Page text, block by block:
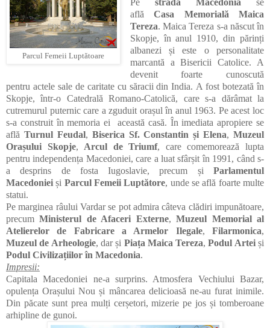
Parcul Femeii Luptătoare
Pe strada Macedonia se
aflăCasa Memorială Maica
Tereza. Maica Tereza s-a născut în
Skopje, în anul 1910, din părinți
albanezi și este o personalitate
marcantă a Bisericii Catolice. A
devenit foarte cunoscută
pentru actele sale de caritate cu săracii din India. A fost botezată în
Skopje, într-o Catedrală Romano-Catolică, care s-a dărâmat la
cutremurul puternic care a zguduit orașul în anul 1963. Pe acest loc
s-a construit în memoria ei această casă. În imediata apropiere se
află Turnul Feudal, Biserica Sf. Constantin și Elena, Muzeul
Orașului Skopje, Arcul de Triumf, carecomemorează lupta
pentru independența Macedoniei, care a luat sfârșit în 1991, când s-
a desprins de fosta Iugoslavie, precum și Parlamentul
Macedoniei și Parcul Femeii Luptătore, unde se află foarte multe
statui.
Pe marginea râului Vardar se pot admira câteva clădiri impunătoare,
precumMinisterul de Afaceri Externe,Muzeul Memorial al
Atelierelor de Fabricare a Armelor Ilegale,Filarmonica,
Muzeul de Arheologie, dar și Piața Maica Tereza,Podul Arteiși
Podul Civilizațiilor în Macedonia.
Impresii:
Capitala Macedoniei ne-a surprins. Atmosfera Vechiului Bazar,
opulența Orașului Nou și mâncarea delicioasă ne-au furat inimile.
Din păcate sunt prea mulți cerșetori, mizerie pe jos și tomberoane
arhipline de gunoi.